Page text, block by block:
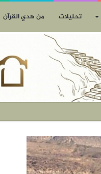
تحليلات من هدي القرآن